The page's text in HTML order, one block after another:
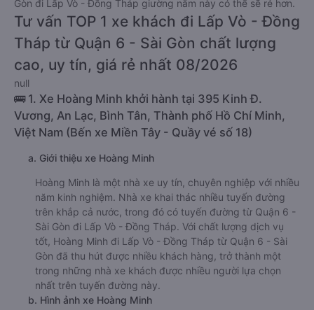
Gòn đi Lấp Vò - Đồng Tháp giường nằm này có thể sẽ rẻ hơn.
Tư vấn TOP 1 xe khách đi Lấp Vò - Đồng
Tháp từ Quận 6 - Sài Gòn chất lượng
cao, uy tín, giá rẻ nhất 08/2026
null
🚌 1. Xe Hoàng Minh khởi hành tại 395 Kinh Đ.
Vương, An Lạc, Bình Tân, Thành phố Hồ Chí Minh,
Việt Nam (Bến xe Miền Tây - Quầy vé số 18)
a. Giới thiệu xe Hoàng Minh
Hoàng Minh là một nhà xe uy tín, chuyên nghiệp với nhiều
năm kinh nghiệm. Nhà xe khai thác nhiều tuyến đường
trên khắp cả nước, trong đó có tuyến đường từ Quận 6 -
Sài Gòn đi Lấp Vò - Đồng Tháp. Với chất lượng dịch vụ
tốt, Hoàng Minh đi Lấp Vò - Đồng Tháp từ Quận 6 - Sài
Gòn đã thu hút được nhiều khách hàng, trở thành một
trong những nhà xe khách được nhiều người lựa chọn
nhất trên tuyến đường này.
b. Hình ảnh xe Hoàng Minh